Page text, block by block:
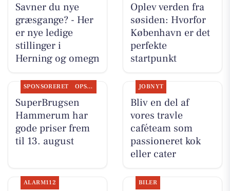
Savner du nye
græsgange? - Her
er nye ledige
stillinger i
Herning og omegn
Oplev verden fra
søsiden: Hvorfor
København er det
perfekte
startpunkt
SPONSORERET OPSLAGSTAVLEN
SuperBrugsen
Hammerum har
gode priser frem
til 13. august
JOBNYT
Bliv en del af
vores travle
caféteam som
passioneret kok
eller cater
ALARM112 BILER